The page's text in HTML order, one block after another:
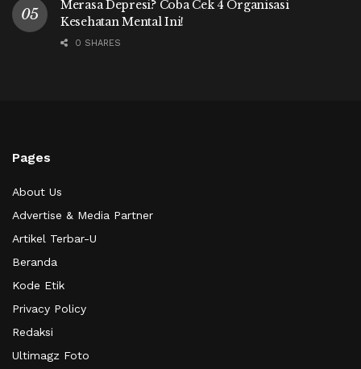
Merasa Depresi? Coba Cek 4 Organisasi
Kesehatan Mental Ini!
0 SHARES
Pages
About Us
Advertise & Media Partner
Artikel Terbar-U
Beranda
Kode Etik
Privacy Policy
Redaksi
Ultimagz Foto